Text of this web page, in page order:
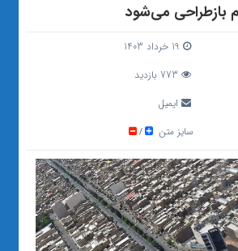
ایمیل
سایز متن /